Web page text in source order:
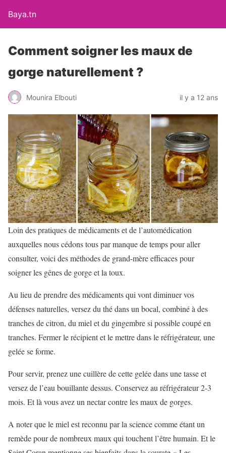
Baya.tn
Comment soigner les maux de
gorge naturellement ?
Mounira Elbouti il y a 12 ans
Loin des pratiques de médicaments et de l’automédication
auxquelles nous cédons tous par manque de temps pour aller
consulter, voici des méthodes de grand-mère efficaces pour
soigner les gênes de gorge et la toux.
Au lieu de prendre des médicaments qui vont diminuer vos
défenses naturelles, versez du thé dans un bocal, combiné à des
tranches de citron, du miel et du gingembre si possible coupé en
tranches. Fermer le récipient et le mettre dans le réfrigérateur, une
gelée se forme.
Pour servir, prenez une cuillère de cette gelée dans une tasse et
versez de l’eau bouillante dessus. Conservez au réfrigérateur 2-3
mois. Et là vous avez un nectar contre les maux de gorges.
A noter que le miel est reconnu par la science comme étant un
remède pour de nombreux maux qui touchent l’être humain. Et le